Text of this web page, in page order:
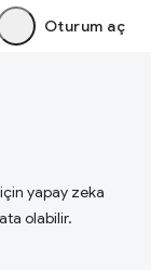
Oturum aç
yapay zeka
olabilir.